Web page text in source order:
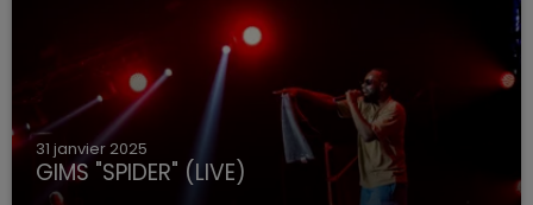
31 janvier 2025
GIMS "SPIDER" (LIVE)